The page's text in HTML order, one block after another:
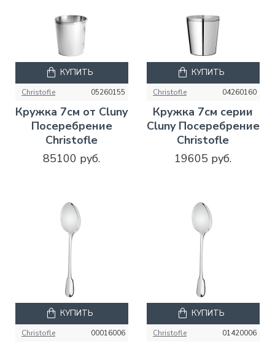
Christofle 05260155
Кружка 7см от Cluny
Посеребрение
Christofle
85100 руб.
КУПИТЬ
Christofle 04260160
Кружка 7см серии
Cluny Посеребрение
Christofle
19605 руб.
КУПИТЬ
Christofle 00016006
КУПИТЬ
Christofle 01420006
КУПИТЬ